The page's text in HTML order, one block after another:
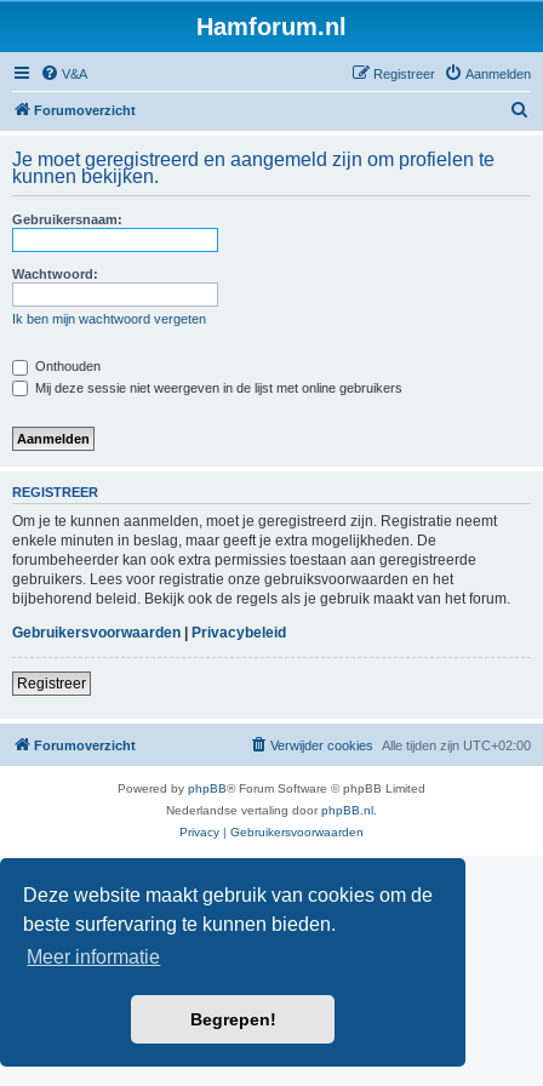
Deze website maakt gebruik van cookies om de
beste surfervaring te kunnen bieden.
Meer informatie
Begrepen!
Hamforum.nl
V&A Aanmelden
Registreer
Forumoverzicht
k
Je moet geregistreerd en aangemeld zijn om profielen te
kunnen bekijken.
Gebruikersnaam:
Wachtwoord:
Ik ben mijn wachtwoord vergeten
Onthouden
Mij deze sessie niet weergeven in de lijst met online gebruikers
REGISTREER
Om je te kunnen aanmelden, moet je geregistreerd zijn. Registratie neemt
enkele minuten in beslag, maar geeft je extra mogelijkheden. De
forumbeheerder kan ook extra permissies toestaan aan geregistreerde
gebruikers. Lees voor registratie onze gebruiksvoorwaarden en het
bijbehorend beleid. Bekijk ook de regels als je gebruik maakt van het forum.
Gebruikersvoorwaarden | Privacybeleid
Registreer
Forumoverzicht Alle tijden zijn UTC+02:00
Verwijder cookies
Powered by phpBB® Forum Software © phpBB Limited
Nederlandse vertaling doorphpBB.nl
Privacy | Gebruikersvoorwaarden